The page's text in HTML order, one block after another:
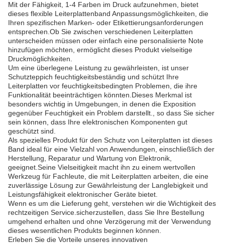
Mit der Fähigkeit, 1-4 Farben im Druck aufzunehmen, bietet
dieses flexible Leiterplattenband Anpassungsmöglichkeiten, die
Ihren spezifischen Marken- oder Etikettierungsanforderungen
entsprechen.Ob Sie zwischen verschiedenen Leiterplatten
unterscheiden müssen oder einfach eine personalisierte Note
hinzufügen möchten, ermöglicht dieses Produkt vielseitige
Druckmöglichkeiten.
Um eine überlegene Leistung zu gewährleisten, ist unser
Schutzteppich feuchtigkeitsbeständig und schützt Ihre
Leiterplatten vor feuchtigkeitsbedingten Problemen, die ihre
Funktionalität beeinträchtigen könnten.Dieses Merkmal ist
besonders wichtig in Umgebungen, in denen die Exposition
gegenüber Feuchtigkeit ein Problem darstellt., so dass Sie sicher
sein können, dass Ihre elektronischen Komponenten gut
geschützt sind.
Als spezielles Produkt für den Schutz von Leiterplatten ist dieses
Band ideal für eine Vielzahl von Anwendungen, einschließlich der
Herstellung, Reparatur und Wartung von Elektronik,
geeignet.Seine Vielseitigkeit macht ihn zu einem wertvollen
Werkzeug für Fachleute, die mit Leiterplatten arbeiten, die eine
zuverlässige Lösung zur Gewährleistung der Langlebigkeit und
Leistungsfähigkeit elektronischer Geräte bietet.
Wenn es um die Lieferung geht, verstehen wir die Wichtigkeit des
rechtzeitigen Service.sicherzustellen, dass Sie Ihre Bestellung
umgehend erhalten und ohne Verzögerung mit der Verwendung
dieses wesentlichen Produkts beginnen können.
Erleben Sie die Vorteile unseres innovativen